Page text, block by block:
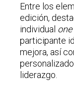
Entre los
edición,
individual
participante
mejora, así
liderazgo.